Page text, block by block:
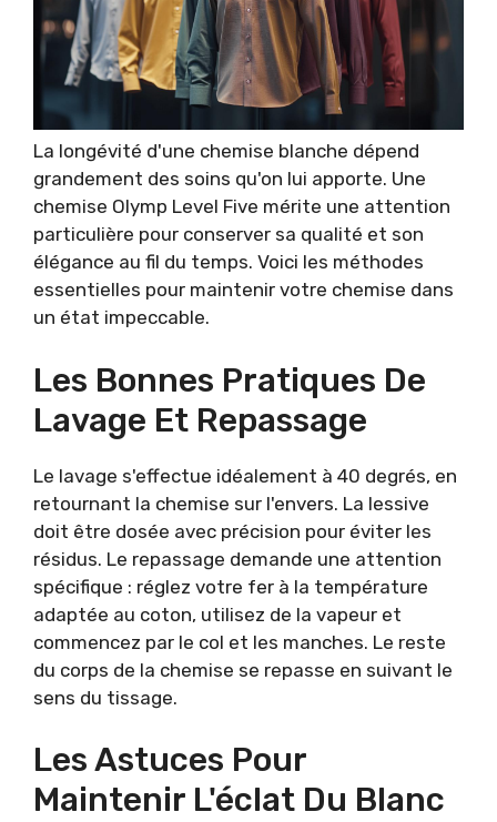
La longévité d'une chemise blanche dépend
grandement des soins qu'on lui apporte. Une
chemise Olymp Level Five mérite une attention
particulière pour conserver sa qualité et son
élégance au fil du temps. Voici les méthodes
essentielles pour maintenir votre chemise dans
un état impeccable.
Les Bonnes Pratiques De
Lavage Et Repassage
Le lavage s'effectue idéalement à 40 degrés, en
retournant la chemise sur l'envers. La lessive
doit être dosée avec précision pour éviter les
résidus. Le repassage demande une attention
spécifique : réglez votre fer à la température
adaptée au coton, utilisez de la vapeur et
commencez par le col et les manches. Le reste
du corps de la chemise se repasse en suivant le
sens du tissage.
Les Astuces Pour
Maintenir L'éclat Du Blanc